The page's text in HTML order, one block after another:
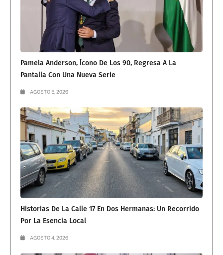
Pamela Anderson, Ícono De Los 90, Regresa A La
Pantalla Con Una Nueva Serie
AGOSTO 5, 2026
Historias De La Calle 17 En Dos Hermanas: Un Recorrido
Por La Esencia Local
AGOSTO 4, 2026